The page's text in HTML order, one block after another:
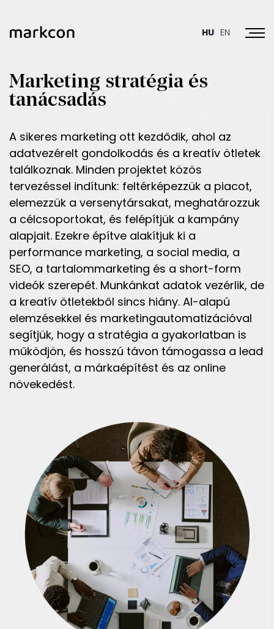
HU EN
Marketing stratégia és
tanácsadás
A sikeres marketing ott kezdődik, ahol az
adatvezérelt gondolkodás és a kreatív ötletek
találkoznak. Minden projektet közös
tervezéssel indítunk: feltérképezzük a piacot,
elemezzük a versenytársakat, meghatározzuk
a célcsoportokat, és felépítjük a kampány
alapjait. Ezekre építve alakítjuk ki a
performance marketing, a social media, a
SEO, a tartalommarketing és a short-form
videók szerepét. Munkánkat adatok vezérlik, de
a kreatív ötletekből sincs hiány. AI-alapú
elemzésekkel és marketingautomatizációval
segítjük, hogy a stratégia a gyakorlatban is
működjön, és hosszú távon támogassa a lead
generálást, a márkaépítést és az online
növekedést.